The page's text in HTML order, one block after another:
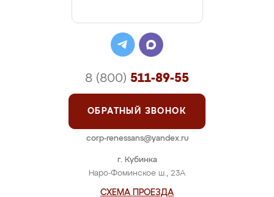
г. Кубинка
Наро-Фоминское ш., 23А
СХЕМА ПРОЕЗДА
8 (800) 511-89-55
ОБРАТНЫЙ ЗВОНОК
corp-renessans@yandex.ru